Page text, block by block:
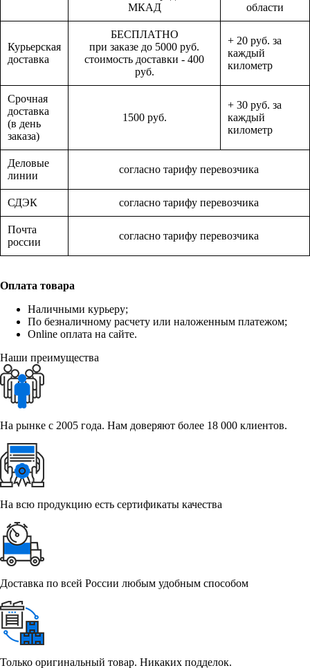
МКАД
области
Курьерская
доставка
БЕСПЛАТНО
при заказе до 5000 руб.
стоимость доставки - 400
руб.
+ 20 руб. за
каждый
километр
Срочная
доставка
(в день
заказа)
1500 руб.
+ 30 руб. за
каждый
километр
Деловые
линии
согласно тарифу перевозчика
СДЭК согласно тарифу перевозчика
Почта
россии
согласно тарифу перевозчика
Оплата товара
Наличными курьеру;
По безналичному расчету или наложенным платежом;
Online оплата на сайте.
Наши преимущества
На рынке с 2005 года. Нам доверяют более 18 000 клиентов.
На всю продукцию есть сертификаты качества
Доставка по всей России любым удобным способом
Только оригинальный товар. Никаких подделок.